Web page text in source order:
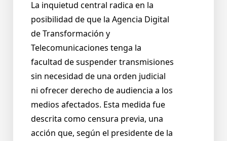
La inquietud central radica en la
posibilidad de que la Agencia Digital
de Transformación y
Telecomunicaciones tenga la
facultad de suspender transmisiones
sin necesidad de una orden judicial
ni ofrecer derecho de audiencia a los
medios afectados. Esta medida fue
descrita como censura previa, una
acción que, según el presidente de la